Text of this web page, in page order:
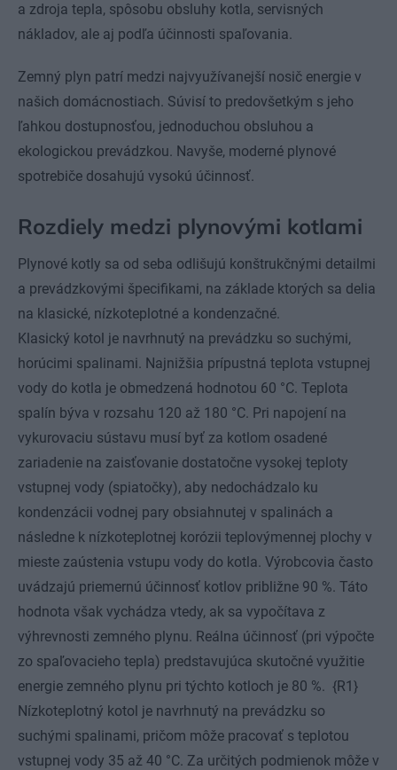
a zdroja tepla, spôsobu obsluhy kotla, servisných
nákladov, ale aj podľa účinnosti spaľovania.
Zemný plyn patrí medzi najvyužívanejší nosič energie v
našich domácnostiach. Súvisí to predovšetkým s jeho
ľahkou dostupnosťou, jednoduchou obsluhou a
ekologickou prevádzkou. Navyše, moderné plynové
spotrebiče dosahujú vysokú účinnosť.
Rozdiely medzi plynovými kotlami
Plynové kotly sa od seba odlišujú konštrukčnými detailmi
a prevádzkovými špecifikami, na základe ktorých sa delia
na klasické, nízkoteplotné a kondenzačné.
Klasický kotol je navrhnutý na prevádzku so suchými,
horúcimi spalinami. Najnižšia prípustná teplota vstupnej
vody do kotla je obmedzená hodnotou 60 °C. Teplota
spalín býva v rozsahu 120 až 180 °C. Pri napojení na
vykurovaciu sústavu musí byť za kotlom osadené
zariadenie na zaisťovanie dostatočne vysokej teploty
vstupnej vody (spiatočky), aby nedochádzalo ku
kondenzácii vodnej pary obsiahnutej v spalinách a
následne k nízkoteplotnej korózii teplovýmennej plochy v
mieste zaústenia vstupu vody do kotla. Výrobcovia často
uvádzajú priemernú účinnosť kotlov približne 90 %. Táto
hodnota však vychádza vtedy, ak sa vypočítava z
výhrevnosti zemného plynu. Reálna účinnosť (pri výpočte
zo spaľovacieho tepla) predstavujúca skutočné využitie
energie zemného plynu pri týchto kotloch je 80 %. {R1}
Nízkoteplotný kotol je navrhnutý na prevádzku so
suchými spalinami, pričom môže pracovať s teplotou
vstupnej vody 35 až 40 °C. Za určitých podmienok môže v